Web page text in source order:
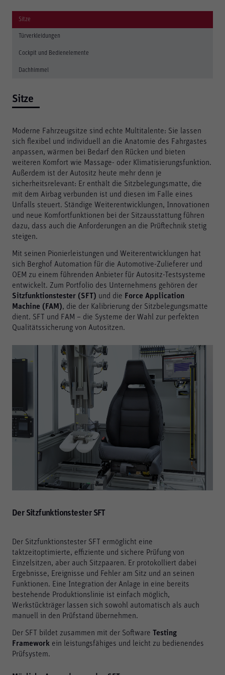
Sitze
Türverkleidungen
Cockpit und Bedienelemente
Dachhimmel
Sitze
Moderne Fahrzeugsitze sind echte Multitalente: Sie lassen
sich flexibel und individuell an die Anatomie des Fahrgastes
anpassen, wärmen bei Bedarf den Rücken und bieten
weiteren Komfort wie Massage- oder Klimatisierungsfunktion.
Außerdem ist der Autositz heute mehr denn je
sicherheitsrelevant: Er enthält die Sitzbelegungsmatte, die
mit dem Airbag verbunden ist und diesen im Falle eines
Unfalls steuert. Ständige Weiterentwicklungen, Innovationen
und neue Komfortfunktionen bei der Sitzausstattung führen
dazu, dass auch die Anforderungen an die Prüftechnik stetig
steigen.
Mit seinen Pionierleistungen und Weiterentwicklungen hat
sich Berghof Automation für die Automotive-Zulieferer und
OEM zu einem führenden Anbieter für Autositz-Testsysteme
entwickelt. Zum Portfolio des Unternehmens gehören der
Sitzfunktionstester (SFT) und die Force Application
Machine (FAM), die der Kalibrierung der Sitzbelegungsmatte
dient. SFT und FAM – die Systeme der Wahl zur perfekten
Qualitätssicherung von Autositzen.
Der Sitzfunktionstester SFT
Der Sitzfunktionstester SFT ermöglicht eine
taktzeitoptimierte, effiziente und sichere Prüfung von
Einzelsitzen, aber auch Sitzpaaren. Er protokolliert dabei
Ergebnisse, Ereignisse und Fehler am Sitz und an seinen
Funktionen. Eine Integration der Anlage in eine bereits
bestehende Produktionslinie ist einfach möglich,
Werkstückträger lassen sich sowohl automatisch als auch
manuell in den Prüfstand übernehmen.
Der SFT bildet zusammen mit der SoftwareTesting
Framework ein leistungsfähiges und leicht zu bedienendes
Prüfsystem.